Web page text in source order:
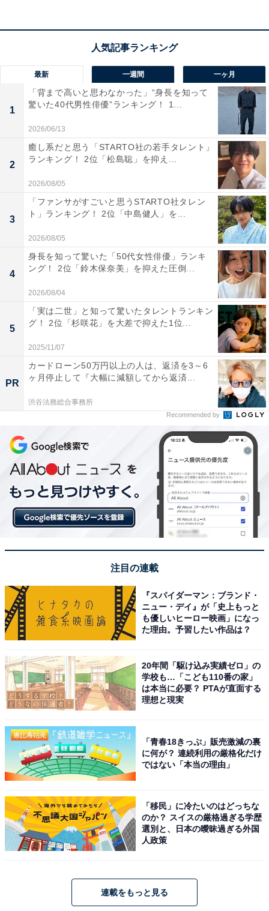
アニメや漫画のレビュー、エンタメトピックスなどを中
取材などのリポート記事も担当。All AboutおよびAll
About ニュースでのライター歴は6年。
次ページ 2位「東区」に次ぐ、3位は？
こちらもおすすめ
世帯年収800万円超えの名古屋市民が選んだ、
総合的に住みやすい区ランキング！ 昭和区を抑
1 2
最新 一週間 一ヶ月
1
「背まで高いと思わなかった」“身長を知って
驚いた40代男性俳優”ランキング！ 1...
2026/06/13
2
癒し系だと思う「STARTO社の若手タレント」
ランキング！ 2位「松島聡」を抑え...
2026/08/05
3
「ファンサがすごいと思うSTARTO社タレン
ト」ランキング！ 2位「中島健人」を...
2026/08/05
4
身長を知って驚いた「50代女性俳優」ランキ
ング！ 2位「鈴木保奈美」を抑えた圧倒...
2026/08/04
5
「実は二世」と知って驚いたタレントランキン
グ！ 2位「杉咲花」を大差で抑えた1位...
2025/11/07
PR
カードローン50万円以上の人は、返済を3～6
ヶ月停止して『大幅に減額してから返済...
渋谷法務総合事務所
Recommended by
注目の連載
『スパイダーマン：ブランド・
ニュー・デイ』が「史上もっと
も優しいヒーロー映画」になっ
た理由。予習したい作品は？
20年間「駆け込み実績ゼロ」の
学校も…「こども110番の家」
は本当に必要？ PTAが直面する
理想と現実
「青春18きっぷ」販売激減の裏
に何が？ 連続利用の厳格化だけ
ではない「本当の理由」
「移民」に冷たいのはどっちな
のか？ スイスの厳格過ぎる学歴
選別と、日本の曖昧過ぎる外国
人政策
連載をもっと見る